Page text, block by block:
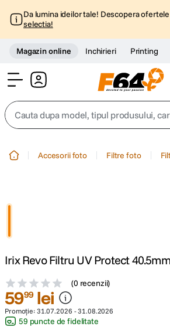
Da lumina ideilor tale! Descopera
selectia!
Magazin online Inchirieri Printing
Cauta dupa model, tipul produsului,
4. peak design
5. canon sx740 hs
6. lavaliera
Accesorii foto Filtre foto
Irix Revo Filtru UV Protect 40.5mm
(0 recenzii)
5999 lei
Promoție: 31.07.2026 -31.08.2026
59 puncte de fidelitate